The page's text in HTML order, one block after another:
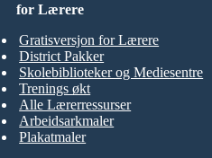
for Lærere
Gratisversjon for Lærere
District Pakker
Skolebiblioteker og Mediesentre
Trenings økt
Alle Lærerressurser
Arbeidsarkmaler
Plakatmaler